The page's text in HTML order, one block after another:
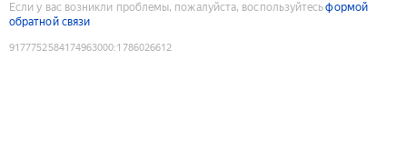
Если у вас возникли проблемы, пожалуйста, воспользуйтесьформой
обратной связи
9177752584174963000:1786026612